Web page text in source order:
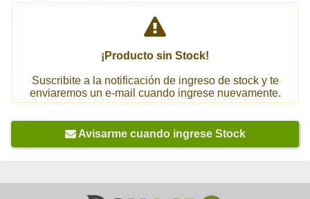
¡Producto sin Stock!
Suscribite a la notificación de ingreso de stock y te
enviaremos un e-mail cuando ingrese nuevamente.
Avisarme cuando ingrese Stock